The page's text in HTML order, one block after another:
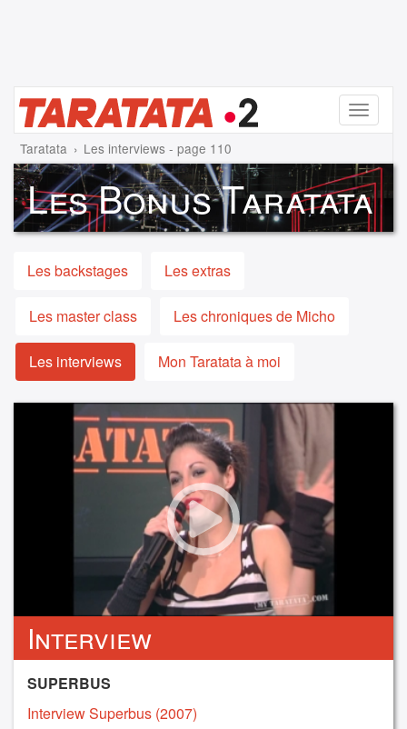
Menu
Taratata Les interviews - page 110
Les Bonus Taratata
Les backstages Les extras
Les master class Les chroniques de Micho
Les interviews Mon Taratata à moi
Interview
SUPERBUS
Interview Superbus (2007)